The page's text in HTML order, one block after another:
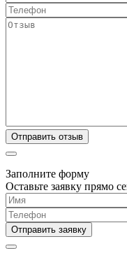
Заполните форму
Оставьте заявку прямо